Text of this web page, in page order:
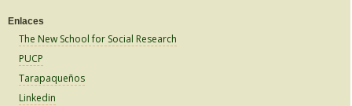
Enlaces
The New School for Social Research
PUCP
Tarapaqueños
Linkedin